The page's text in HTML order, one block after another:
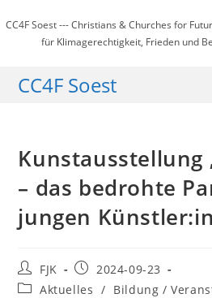
Inhalt
springen
CC4F Soest --- Christians & Churches for
für Klimagerechtigkeit, Frieden und
CC4F Soest
Kunstausstellung
– das bedrohte
jungen
Beitrags-
Autor:
FJK
Beitrag
veröffentlicht:
2024-09-23
Beitrags-
Aktuelles / Bildung /